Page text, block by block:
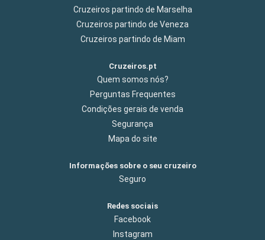
Cruzeiros partindo de Marselha
Cruzeiros partindo de Veneza
Cruzeiros partindo de Miam
Cruzeiros.pt
Quem somos nós?
Perguntas Frequentes
Condições gerais de venda
Segurança
Mapa do site
Informações sobre o seu cruzeiro
Seguro
Redes sociais
Facebook
Instagram